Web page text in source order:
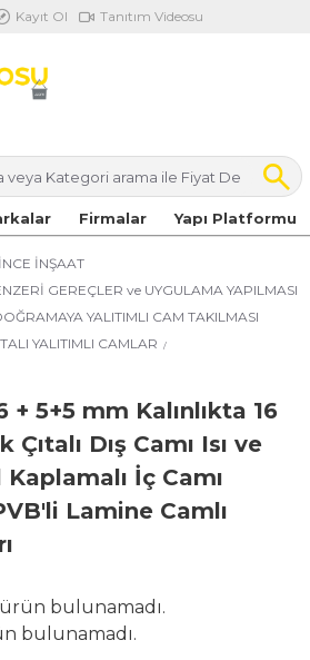
Kayıt Ol Tanıtım Videosu
Firmalar Yapı Platformu
İNCE İNŞAAT
GEREÇLER ve UYGULAMA YAPILMASI
YALITIMLI CAM TAKILMASI
YALITIMLI CAMLAR
+ 5+5 mm Kalınlıkta 16
Dış Camı Isı ve
İç Camı
Lamine Camlı
bulunamadı.
bulunamadı.